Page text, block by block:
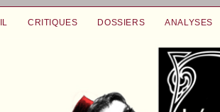
CRITIQUES DOSSIERS ANALYSES